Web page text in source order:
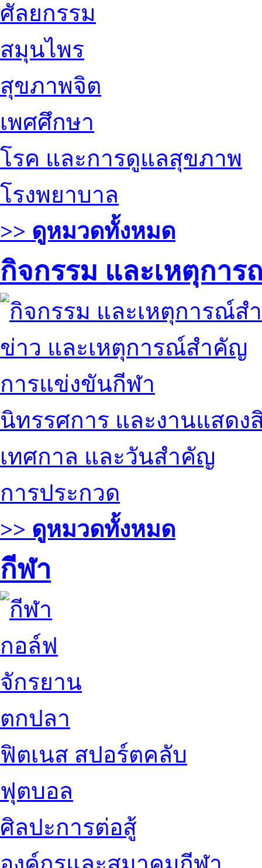
ศัลยกรรม
สมุนไพร
สุขภาพจิต
เพศศึกษา
โรค และการดูแลสุขภาพ
โรงพยาบาล
>> ดูหมวดทั้งหมด
กิจกรรม และเหตุกา
ข่าว และเหตุการณ์สำคัญ
การแข่งขันกีฬา
นิทรรศการ และงานแสดง
เทศกาล และวันสำคัญ
การประกวด
>> ดูหมวดทั้งหมด
กีฬา
กอล์ฟ
จักรยาน
ตกปลา
ฟิตเนส สปอร์ตคลับ
ฟุตบอล
ศิลปะการต่อสู้